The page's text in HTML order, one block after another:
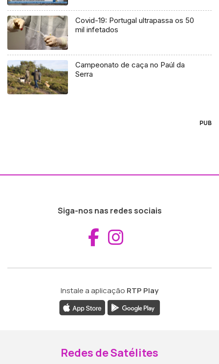
Covid-19: Portugal ultrapassa os 50
mil infetados
Campeonato de caça no Paúl da
Serra
PUB
Siga-nos nas redes sociais
Aceder ao
Instale a aplicação RTP Play
Redes de Satélites